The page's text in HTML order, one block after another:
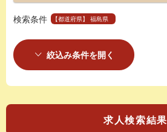
検索条件 【都道府県】 福島県
絞込み条件を開く
求人検索結果